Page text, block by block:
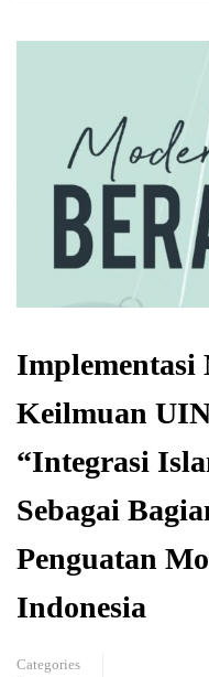
Implementasi
Keilmuan
“Integrasi
Sebagai
Penguatan
Indonesia
Categories